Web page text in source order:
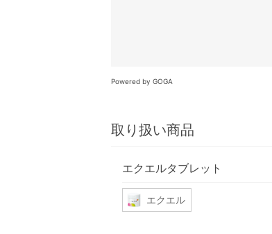
Powered by GOGA
取り扱い商品
エクエルタブレット
エクエル